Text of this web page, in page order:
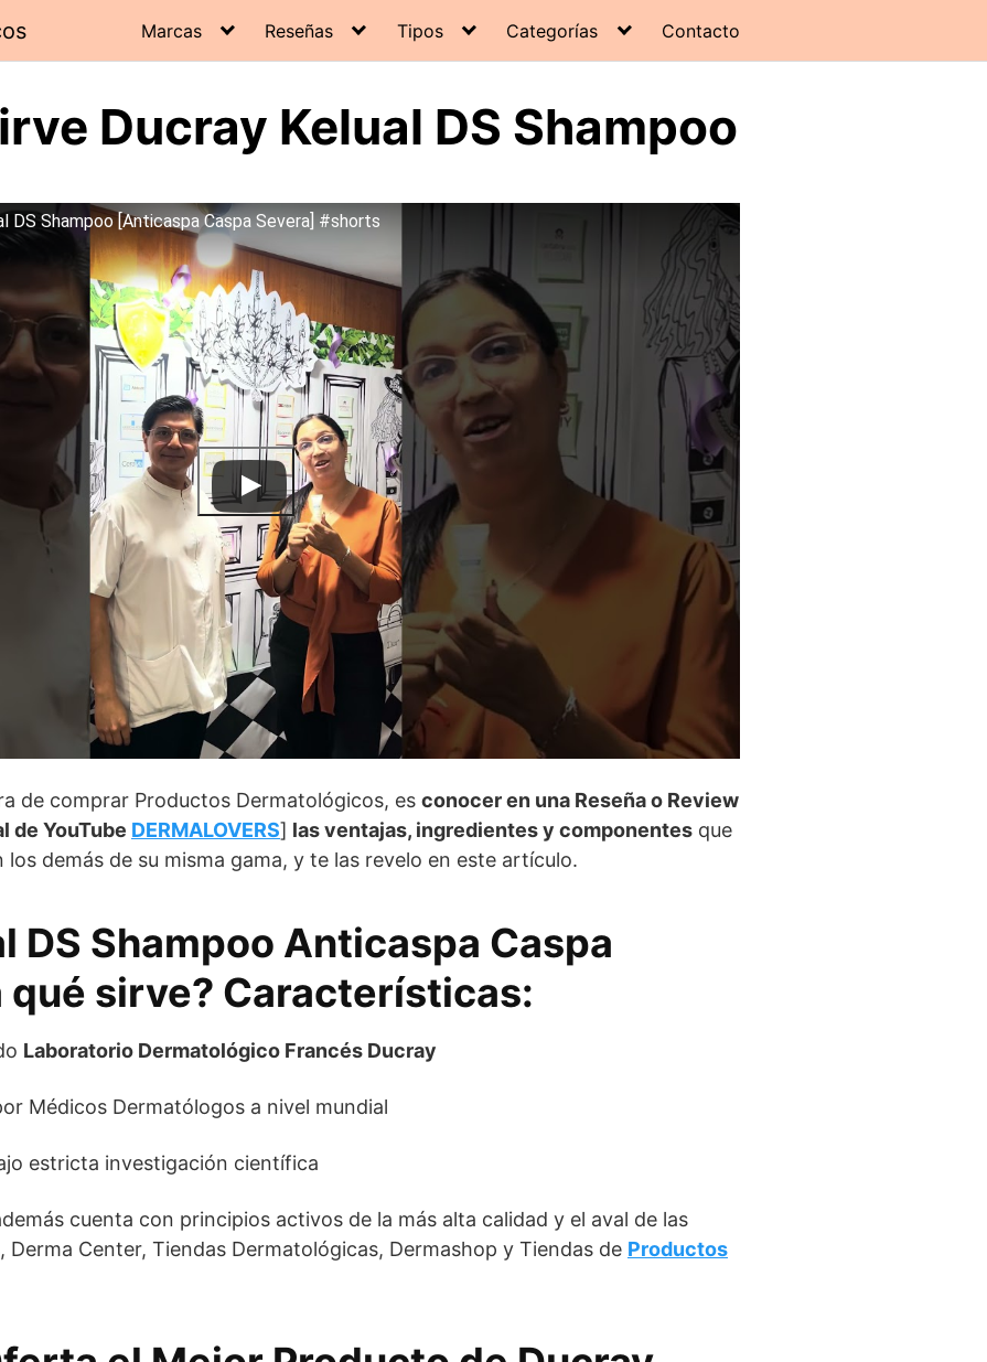
Marcas Reseñas Tipos Categorías Contacto
Ducray Kelual DS Shampoo
DS Shampoo [Anticaspa Caspa Severa] #shorts
de comprar Productos Dermatológicos, es conocer en una Reseña o Review
de YouTube DERMALOVERS] las ventajas, ingredientes y componentes que
demás de su misma gama, y te las revelo en este artículo.
DS Shampoo Anticaspa Caspa
qué sirve? Características:
Laboratorio Dermatológico Francés Ducray
Médicos Dermatólogos a nivel mundial
estricta investigación científica
cuenta con principios activos de la más alta calidad y el aval de las
Derma Center, Tiendas Dermatológicas, Dermashop y Tiendas de Productos